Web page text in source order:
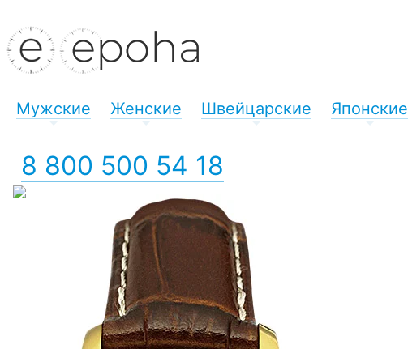
Мужские Женские Швейцарские Японские
8 800 500 54 18